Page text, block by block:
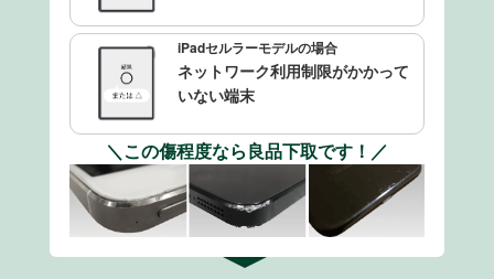
iPadセルラーモデルの場合
ネットワーク利用制限がかかって
いない端末
＼この傷程度なら良品下取です！／